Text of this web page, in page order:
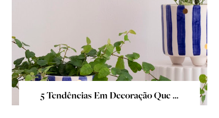
5 Tendências Em Decoração Que ...